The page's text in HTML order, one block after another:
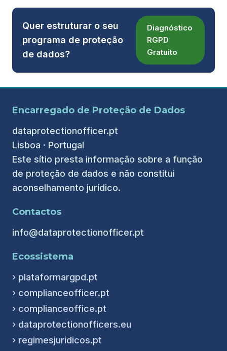
Quer estruturar o seu
programa de proteção
de dados?
Diagnóstico
RGPD
Gratuito
Encarregado de Proteção de Dados
dataprotectionofficer.pt
Lisboa · Portugal
Este sítio presta informação sobre a função
de proteção de dados e não constitui
aconselhamento jurídico.
Contactos
info@dataprotectionofficer.pt
Ecossistema
› plataformargpd.pt
› complianceofficer.pt
› complianceoffice.pt
› dataprotectionofficers.eu
› regimesjuridicos.pt